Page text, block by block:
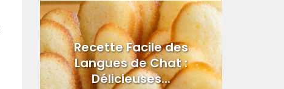
Recette Facile des
Langues de Chat :
Délicieuses...